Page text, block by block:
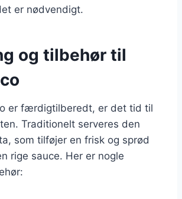
er nødvendigt.
og tilbehør til
er færdigtilberedt, er det tid til
Traditionelt serveres den
som tilføjer en frisk og sprød
rige sauce. Her er nogle